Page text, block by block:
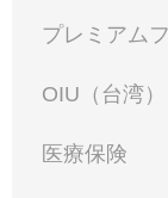
プレミアム
OIU（台湾）
医療保険